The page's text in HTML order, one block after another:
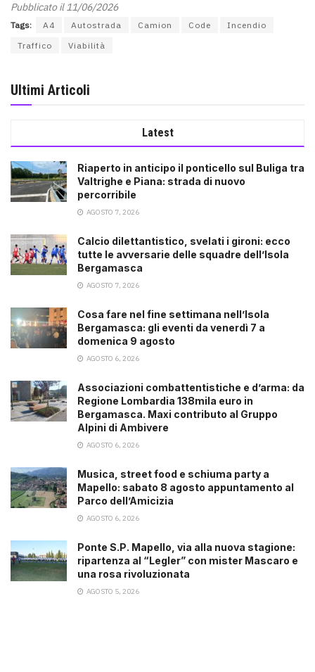
Pubblicato il 11/06/2026
Tags: A4 Autostrada Camion Code
Incendio
Traffico
Viabilità
Ultimi Articoli
Latest
Riaperto in anticipo il ponticello sul Buliga tra
Valtrighe e Piana: strada di nuovo
percorribile
AGOSTO 7, 2026
Calcio dilettantistico, svelati i gironi: ecco
tutte le avversarie delle squadre dell’Isola
Bergamasca
AGOSTO 7, 2026
Cosa fare nel fine settimana nell’Isola
Bergamasca: gli eventi da venerdì 7 a
domenica 9 agosto
AGOSTO 6, 2026
Associazioni combattentistiche e d’arma: da
Regione Lombardia 138mila euro in
Bergamasca. Maxi contributo al Gruppo
Alpini di Ambivere
AGOSTO 6, 2026
Musica, street food e schiuma party a
Mapello: sabato 8 agosto appuntamento al
Parco dell’Amicizia
AGOSTO 6, 2026
Ponte S.P. Mapello, via alla nuova stagione:
ripartenza al “Legler” con mister Mascaro e
una rosa rivoluzionata
AGOSTO 5, 2026